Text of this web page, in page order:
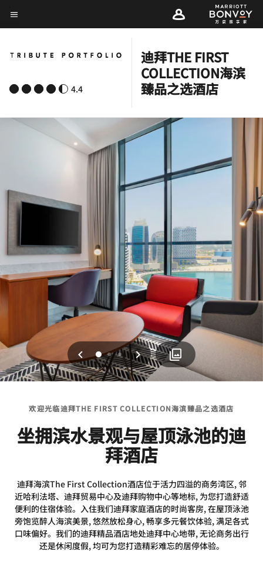
Skip
to
content
菜单文本
4.4
迪拜THE FIRST
COLLECTION海滨
臻品之选酒店
上一页
012 下一页
欢迎光临迪拜THE FIRST COLLECTION海滨臻品之选酒店
坐拥滨水景观与屋顶泳池的迪
拜酒店
迪拜海滨The First Collection酒店位于活力四溢的商务湾区, 邻
近哈利法塔、迪拜贸易中心及迪拜购物中心等地标, 为您打造舒适
便利的住宿体验。入住我们迪拜家庭酒店的时尚客房, 在屋顶泳池
旁饱览醉人海滨美景, 悠然放松身心, 畅享多元餐饮体验, 满足各式
口味偏好。我们的迪拜精品酒店地处迪拜中心地带, 无论商务出行
还是休闲度假, 均可为您打造精彩难忘的居停体验。